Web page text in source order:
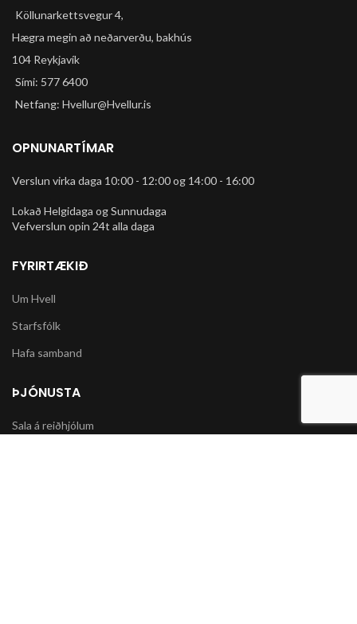
Köllunarkettsvegur 4,
Hægra megin að neðarverðu, bakhús
104 Reykjavík
Sími: 577 6400
Netfang: Hvellur@Hvellur.is
OPNUNARTÍMAR
Verslun virka daga 10:00 - 12:00 og 14:00 - 16:00
Lokað Helgidaga og Sunnudaga
Vefverslun opin 24t alla daga
FYRIRTÆKIÐ
Um Hvell
Starfsfólk
Hafa samband
ÞJÓNUSTA
Sala á reiðhjólum